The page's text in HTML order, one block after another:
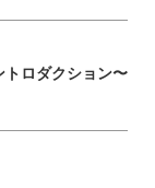
ロダクション〜